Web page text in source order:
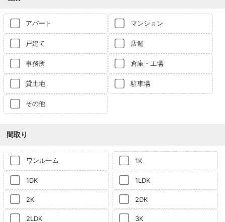
アパート マンション
戸建て 店舗
事務所 倉庫・工場
貸土地 駐車場
その他
間取り
ワンルーム 1K
1DK 1LDK
2K 2DK
2LDK 3K